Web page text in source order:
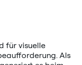
für visuelle
Als